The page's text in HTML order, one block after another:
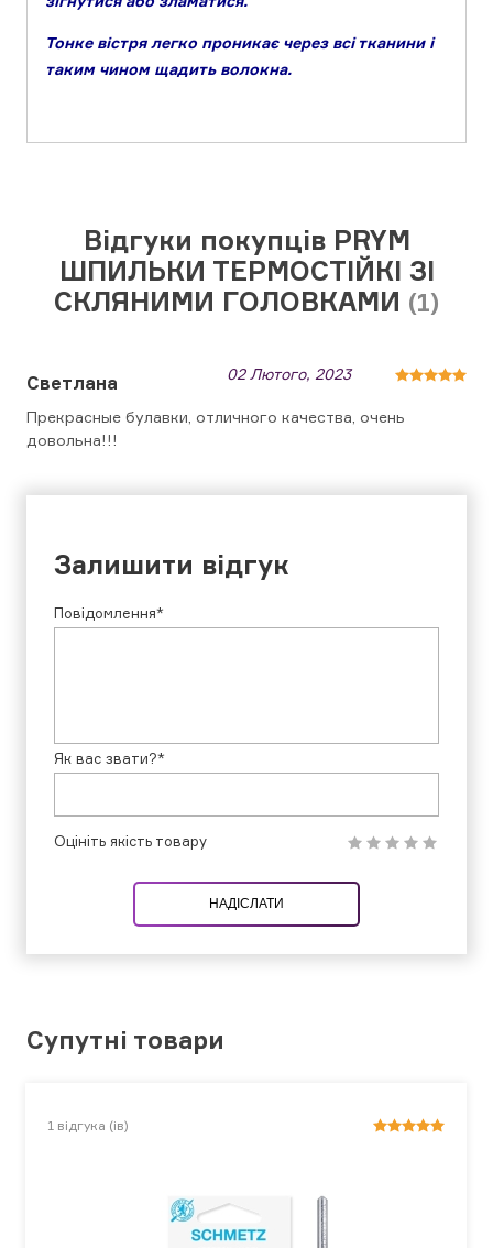
Тонке вістря легко проникає через всі тканини і
таким чином щадить волокна.
Відгуки покупців PRYM
ШПИЛЬКИ ТЕРМОСТІЙКІ ЗІ
СКЛЯНИМИ ГОЛОВКАМИ (1)
Светлана 02 Лютого, 2023
Прекрасные булавки, отличного качества, очень
довольна!!!
Залишити відгук
Повідомлення*
Як вас звати?*
Оцініть якість товару
НАДІСЛАТИ
Супутні товари
1 відгука (ів)